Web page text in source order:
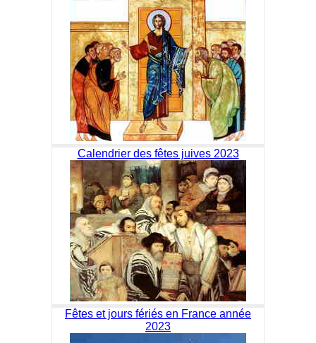
Calendrier des fêtes juives 2023
Fêtes et jours fériés en France année
2023